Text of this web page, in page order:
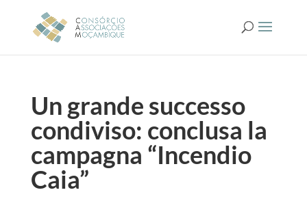
Un grande successo
condiviso: conclusa la
campagna “Incendio
Caia”